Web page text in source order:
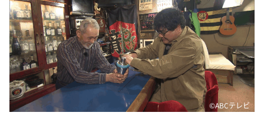
本日はダイアンなり！シーズン２
朝だ！生です旅サラダ
教えて！ニュースライブ 正義のミカタ
ＬＩＦＥ～夢のカタチ～
新婚さんいらっしゃい！
ポツンと一軒家
©️ABCテレビ